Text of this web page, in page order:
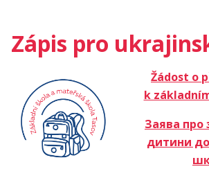
Zápis pro
Žádost o
k
Заява про
дитини